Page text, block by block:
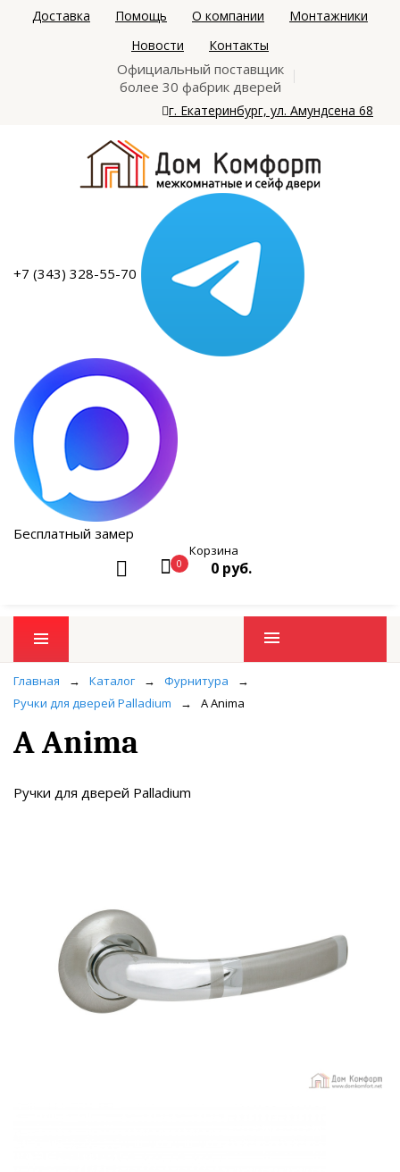
Доставка Помощь О компании
Монтажники
Новости
Контакты
Официальный поставщик
более 30 фабрик дверей
г. Екатеринбург, ул. Амундсена 68
+7 (343) 328-55-70
Бесплатный замер
0
Корзина
0 руб.
Промо товары
Главная → Каталог → Фурнитура
→
Ручки для дверей Palladium
→ A Anima
A Anima
Ручки для дверей Palladium